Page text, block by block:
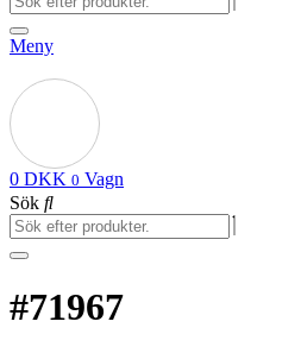
Meny
0 DKK 0 Vagn
Sök
#71967